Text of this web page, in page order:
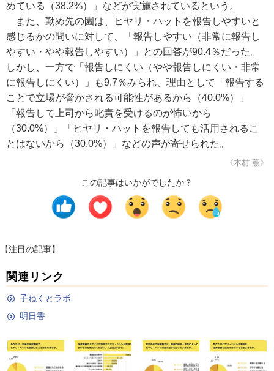
めている（38.2%）」などが実施されているという。
また、勤め先の園は、ヒヤリ・ハットを報告しやすいと
感じるかの問いに対して、「報告しやすい（非常に報告し
やすい・やや報告しやすい）」との回答が90.4％だった。
しかし、一方で「報告しにくい（やや報告しにくい・非常
に報告しにくい）」も9.7％みられ、理由として「報告する
ことで立場が脅かされる可能性があるから（40.0%）」
「報告して上司から叱責を受けるのが怖いから
（30.0%）」「ヒヤリ・ハットを報告しても活用されるこ
とはないから（30.0%）」などの声が寄せられた。
《木村 薫》
この記事はいかがでしたか？
【注目の記事】
関連リンク
子ねくとラボ
明日香